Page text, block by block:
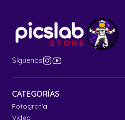
Síguenos
CATEGORÍAS
Fotografía
Video